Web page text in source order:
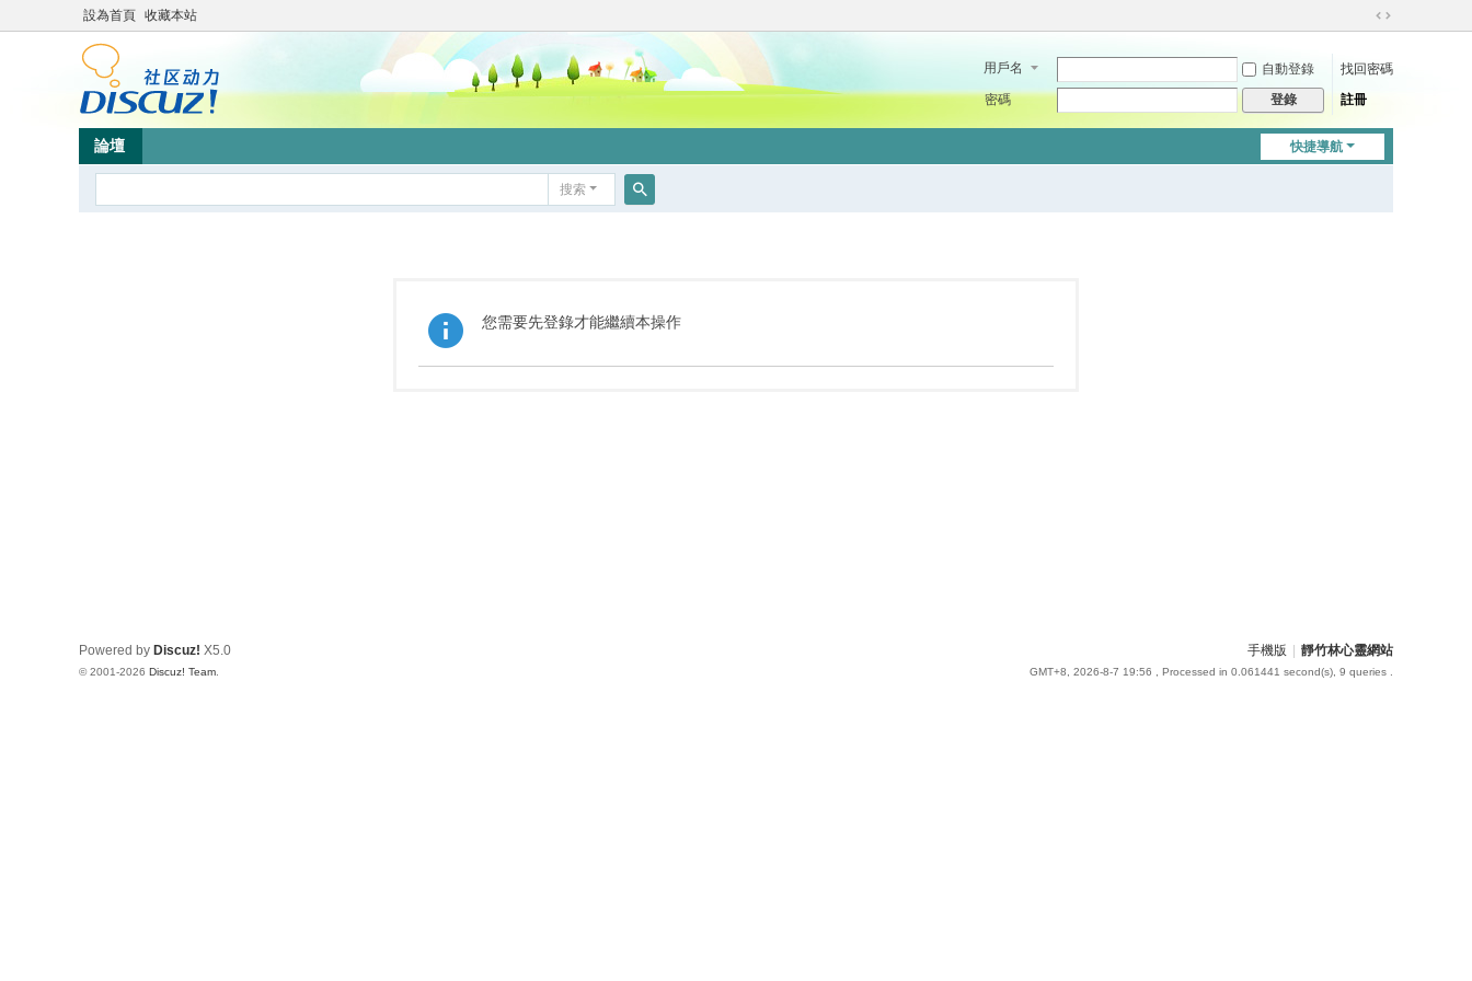
設為首頁 收藏本站
切
到
用戶名 自動登錄
找回密碼
密碼
登錄 註冊
快捷導航
論壇
搜索
您需要先登錄才能繼續本操作
手機版 靜竹林心靈網站
GMT+8, 2026-8-7 19:56 , Processed in 0.061441 second(s), 9 queries .
Powered by Discuz! X5.0
© 2001-2026 Discuz! Team